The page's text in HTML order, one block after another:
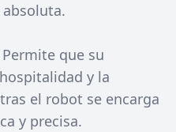
Permite que su
y la
el robot se encarga
y precisa.